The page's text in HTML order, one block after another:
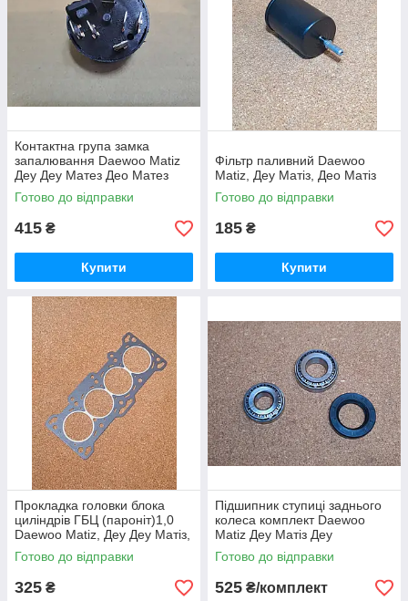
Контактна група замка
запалювання Daewoo Matiz
Деу Деу Матез Део Матез
Готово до відправки
415 ₴
Купити
Фільтр паливний Daewoo
Matiz, Деу Матіз, Део Матіз
Готово до відправки
185 ₴
Купити
Прокладка головки блока
циліндрів ГБЦ (пароніт)1,0
Daewoo Matiz, Деу Деу Матіз,
Део Матіз
Готово до відправки
325 ₴
Підшипник ступиці заднього
колеса комплект Daewoo
Matiz Деу Матіз Деу
Готово до відправки
525 ₴/комплект